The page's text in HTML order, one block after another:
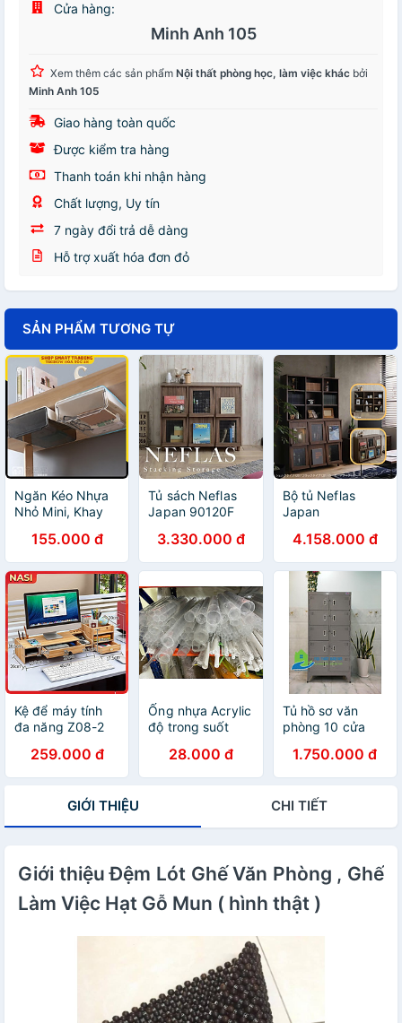
Cửa hàng:
Minh Anh 105
Xem thêm các sản phẩm Nội thất phòng học, làm việc khác bởi
Minh Anh 105
Giao hàng toàn quốc
Được kiểm tra hàng
Thanh toán khi nhận hàng
Chất lượng, Uy tín
7 ngày đổi trả dễ dàng
Hỗ trợ xuất hóa đơn đỏ
SẢN PHẨM TƯƠNG TỰ
Ngăn Kéo Nhựa
Nhỏ Mini, Khay
Hộp ngăn kéo
Treo Dưới Bàn
Làm Việc Giúp
Cất Giữ Gọn
Gàng Bàn Làm
Việc (Giao Màu
Ngẫu Nhiên)
155.000 đ
Tủ sách Neflas
Japan 90120F
3.330.000 đ
Bộ tủ Neflas
Japan
4.158.000 đ
Kệ để máy tính
đa năng Z08-2
hình máy tính để
bàn bằng gỗ
hộc cất bàn phím
ngăn kéo hộc để
259.000 đ
Ống nhựa Acrylic
độ trong suốt
28.000 đ
Tủ hồ sơ văn
phòng 10 cửa
1.750.000 đ
GIỚI THIỆU CHI TIẾT
Giới thiệu Đệm Lót Ghế Văn Phòng , Ghế
Làm Việc Hạt Gỗ Mun ( hình thật )